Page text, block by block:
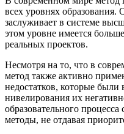
всех уровнях
заслуживает в системе
этом уровне имеется
реальных проектов.
Несмотря на то, что в
метод также активно
недостатков, которые
нивелирования их
образовательного
методы, не отдавая